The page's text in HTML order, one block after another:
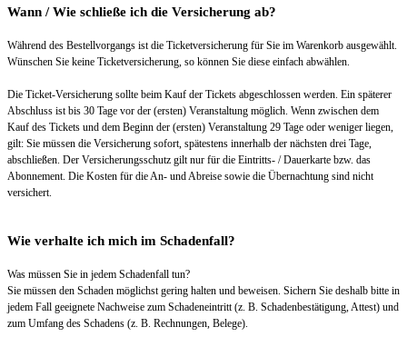
Wann / Wie schließe ich die Versicherung ab?
Während des Bestellvorgangs ist die Ticketversicherung für Sie im Warenkorb ausgewählt.
Wünschen Sie keine Ticketversicherung, so können Sie diese einfach abwählen.
Die Ticket-Versicherung sollte beim Kauf der Tickets abgeschlossen werden. Ein späterer
Abschluss ist bis 30 Tage vor der (ersten) Veranstaltung möglich. Wenn zwischen dem
Kauf des Tickets und dem Beginn der (ersten) Veranstaltung 29 Tage oder weniger liegen,
gilt: Sie müssen die Versicherung sofort, spätestens innerhalb der nächsten drei Tage,
abschließen. Der Versicherungsschutz gilt nur für die Eintritts- / Dauerkarte bzw. das
Abonnement. Die Kosten für die An- und Abreise sowie die Übernachtung sind nicht
versichert.
Wie verhalte ich mich im Schadenfall?
Was müssen Sie in jedem Schadenfall tun?
Sie müssen den Schaden möglichst gering halten und beweisen. Sichern Sie deshalb bitte in
jedem Fall geeignete Nachweise zum Schadeneintritt (z. B. Schadenbestätigung, Attest) und
zum Umfang des Schadens (z. B. Rechnungen, Belege).